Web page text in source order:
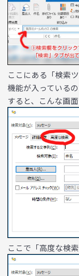
ここにある「検索
機能が入っている
すると、こんな画面
ここで「高度な検